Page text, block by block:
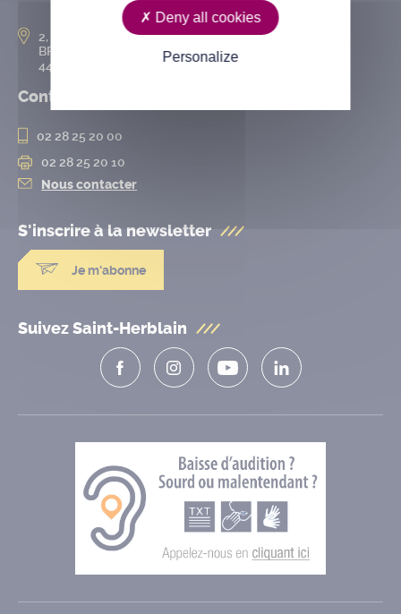
2, rue de l’Hôtel-de-Ville
BP 50167
44802 Saint-Herblain cedex
Contact
02 28 25 20 00
02 28 25 20 10
Nous contacter
S'inscrire à la newsletter
Je m'abonne
Suivez Saint-Herblain
Deny all cookies
Personalize